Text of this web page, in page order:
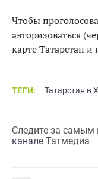
Чтобы
авторизоваться
карте Татарстан и
ТЕГИ: Татарстан в
Следите за
канале Татмедиа